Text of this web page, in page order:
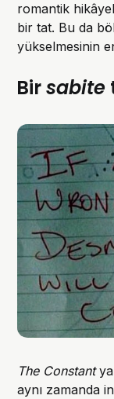
romantik
bir tat. Bu da
yükselmesinin
Birsabite
The Constant
aynı zamanda